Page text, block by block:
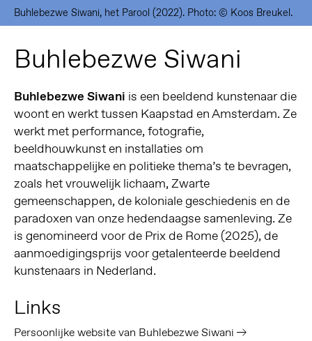
Buhlebezwe Siwani, het Parool (2022). Photo: © Koos Breukel.
Buhlebezwe Siwani
Buhlebezwe Siwani is een beeldend kunstenaar die
woont en werkt tussen Kaapstad en Amsterdam. Ze
werkt met performance, fotografie,
beeldhouwkunst en installaties om
maatschappelijke en politieke thema’s te bevragen,
zoals het vrouwelijk lichaam, Zwarte
gemeenschappen, de koloniale geschiedenis en de
paradoxen van onze hedendaagse samenleving. Ze
is genomineerd voor de Prix de Rome (2025), de
aanmoedigingsprijs voor getalenteerde beeldend
kunstenaars in Nederland.
Links
Persoonlijke website van Buhlebezwe Siwani